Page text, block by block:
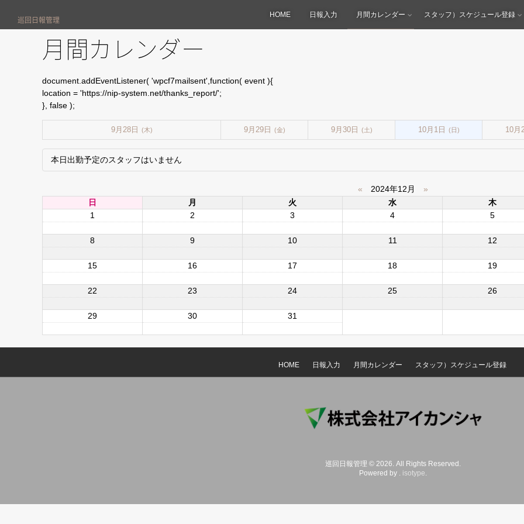
巡回日報管理
HOME 日報入力 月間カレンダー スタッフ）スケジュール登録
月間カレンダー
document.addEventListener( 'wpcf7mailsent',function( event ){
location = 'https://nip-system.net/thanks_report/';
}, false );
9月28日 (木) 9月29日 (金) 9月30日 (土) 10月1日 (日) 10月
本日出勤予定のスタッフはいません
« 2024年12月 »
日 月 火 水 木
1
2 3 4 5
8 9 10 11 12
15 16 17 18 19
22 23 24 25 26
29 30 31
HOME 日報入力 月間カレンダー スタッフ）スケジュール登録
巡回日報管理 © 2026. All Rights Reserved.
Powered by . isotype.